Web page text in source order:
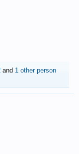
and 1 other person